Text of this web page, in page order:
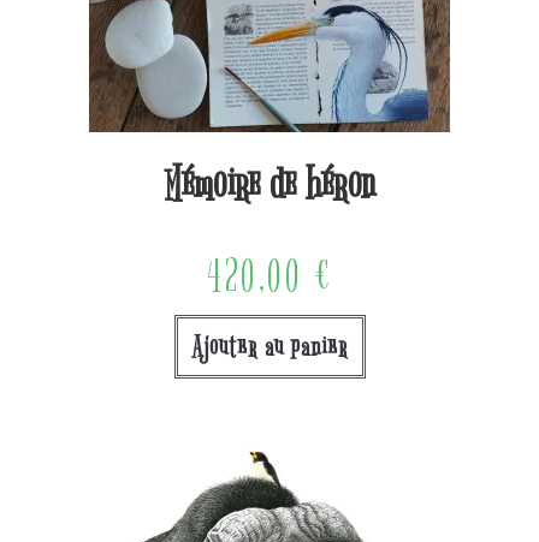
Mémoire de héron
420,00 €
Ajouter au panier